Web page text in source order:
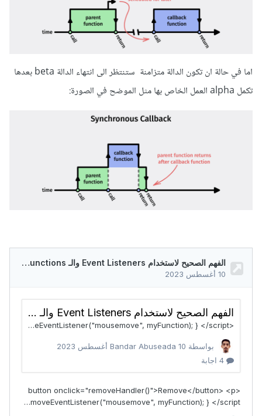
اما في حالة ان تكون الدالة متزامنة ستنتظر الى انتهاء الدالة beta بعدها
تكمل alpha العمل الخاص بها مثل الموضح في الصورة: